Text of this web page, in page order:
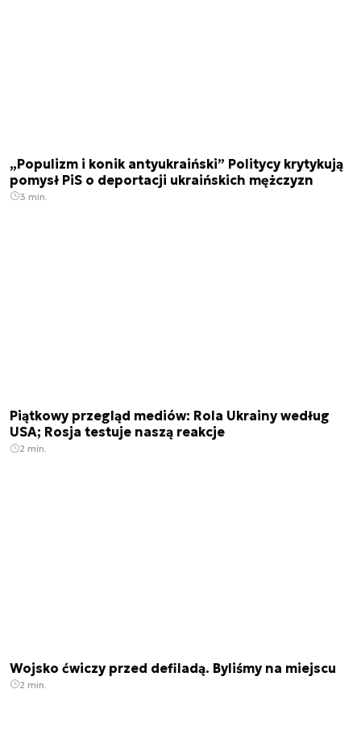
„Populizm i konik antyukraiński” Politycy krytykują
pomysł PiS o deportacji ukraińskich mężczyzn
3 min.
Piątkowy przegląd mediów: Rola Ukrainy według
USA; Rosja testuje naszą reakcje
2 min.
Wojsko ćwiczy przed defiladą. Byliśmy na miejscu
2 min.